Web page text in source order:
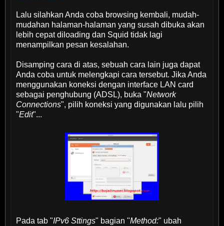
Lalu silahkan Anda coba browsing kembali, mudah-
mudahan halaman-halaman yang susah dibuka akan
lebih cepat diloading dan Squid tidak lagi
menampilkan pesan kesalahan.
Disamping cara di atas, sebuah cara lain juga dapat
Anda coba untuk melengkapi cara tersebut. Jika Anda
menggunakan koneksi dengan interface LAN card
sebagai penghubung (ADSL), buka "Network
Connections", pilih koneksi yang digunakan lalu pilih
"Edit"...
Pada tab "IPv6 Sttings" bagian "Method:" ubah